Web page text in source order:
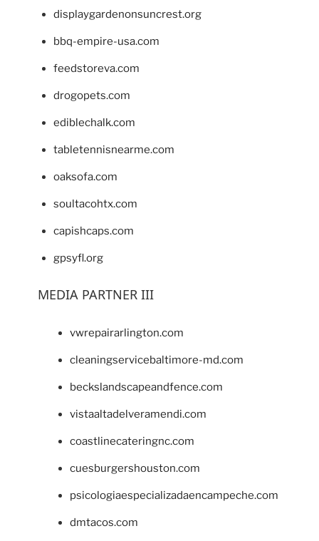
displaygardenonsuncrest.org
bbq-empire-usa.com
feedstoreva.com
drogopets.com
ediblechalk.com
tabletennisnearme.com
oaksofa.com
soultacohtx.com
capishcaps.com
gpsyfl.org
MEDIA PARTNER III
vwrepairarlington.com
cleaningservicebaltimore-md.com
beckslandscapeandfence.com
vistaaltadelveramendi.com
coastlinecateringnc.com
cuesburgershouston.com
psicologiaespecializadaencampeche.com
dmtacos.com